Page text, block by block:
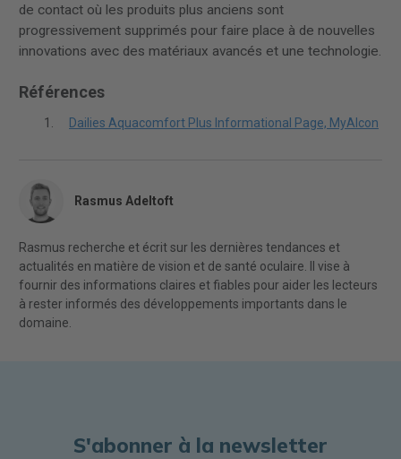
de contact où les produits plus anciens sont
progressivement supprimés pour faire place à de nouvelles
innovations avec des matériaux avancés et une technologie.
Références
Dailies Aquacomfort Plus Informational Page, MyAlcon
Rasmus Adeltoft
Rasmus recherche et écrit sur les dernières tendances et
actualités en matière de vision et de santé oculaire. Il vise à
fournir des informations claires et fiables pour aider les lecteurs
à rester informés des développements importants dans le
domaine.
S'abonner à la newsletter